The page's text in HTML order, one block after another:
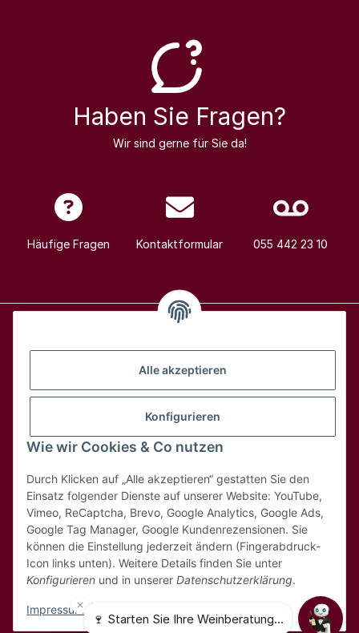
Alle akzeptieren
Konfigurieren
Wie wir Cookies & Co nutzen
Durch Klicken auf „Alle akzeptieren“ gestatten Sie den
Einsatz folgender Dienste auf unserer Website: YouTube,
Vimeo, ReCaptcha, Brevo, Google Analytics, Google Ads,
Google Tag Manager, Google Kundenrezensionen. Sie
können die Einstellung jederzeit ändern (Fingerabdruck-
Icon links unten). Weitere Details finden Sie unter
Konfigurieren und in unserer Datenschutzerklärung.
Impressum
Haben Sie Fragen?
Wir sind gerne für Sie da!
Häufige Fragen Kontaktformular 055 442 23 10
Hilfe & Kontakt
Rechtliches
© 2025 MDK Weinhandel GmbH - Weinbestellung.ch